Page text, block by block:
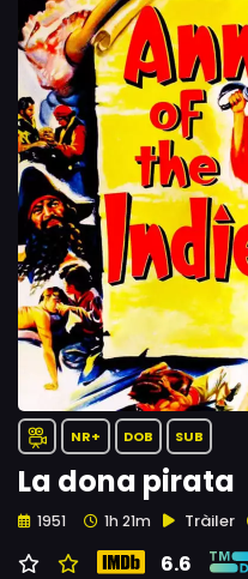
NR+ DOB SUB
La dona pirata
1951 1h 21m Tràiler
6.6